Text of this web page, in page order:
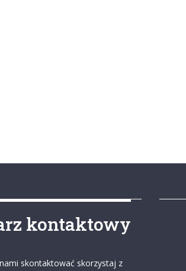
kontaktowy
skontaktować skorzystaj z